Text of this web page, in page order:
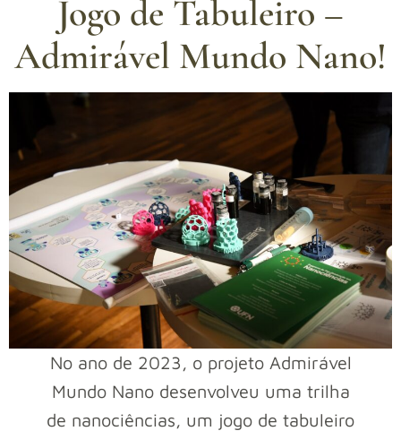
Jogo de Tabuleiro –
Admirável Mundo Nano!
No ano de 2023, o projeto Admirável
Mundo Nano desenvolveu uma trilha
de nanociências, um jogo de tabuleiro